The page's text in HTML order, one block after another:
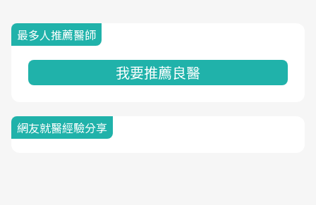
最多人推薦醫師
我要推薦良醫
網友就醫經驗分享